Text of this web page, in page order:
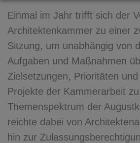
Einmal im Jahr trifft sich der
Architektenkammer zu einer
Sitzung, um unabhängig von
Aufgaben und Maßnahmen
Zielsetzungen, Prioritäten
Projekte der Kammerarbeit
Themenspektrum der
reichte dabei von
hin zur